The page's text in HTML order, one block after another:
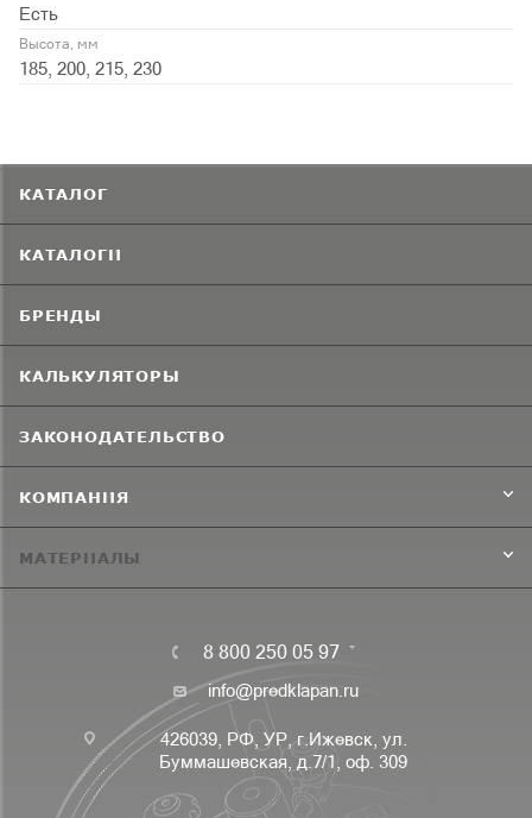
Есть
Высота, мм
185, 200, 215, 230
КАТАЛОГ
КАТАЛОГИ
БРЕНДЫ
КАЛЬКУЛЯТОРЫ
ЗАКОНОДАТЕЛЬСТВО
КОМПАНИЯ
МАТЕРИАЛЫ
8 800 250 05 97
info@predklapan.ru
426039, РФ, УР, г.Ижевск, ул.
Буммашевская, д.7/1, оф. 309